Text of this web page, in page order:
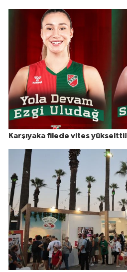
Karşıyaka filede vites yükseltti!